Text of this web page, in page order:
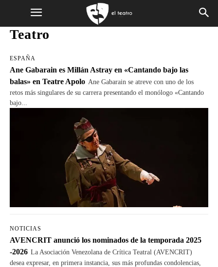
Teatro
ESPAÑA
Ane Gabarain es Millán Astray en «Cantando bajo las
balas» en Teatre Apolo Ane Gabarain se atreve con uno de los
retos más singulares de su carrera presentando el monólogo «Cantando
bajo...
NOTICIAS
AVENCRIT anunció los nominados de la temporada 2025
-2026 La Asociación Venezolana de Crítica Teatral (AVENCRIT)
desea expresar, en primera instancia, sus más profundas condolencias,